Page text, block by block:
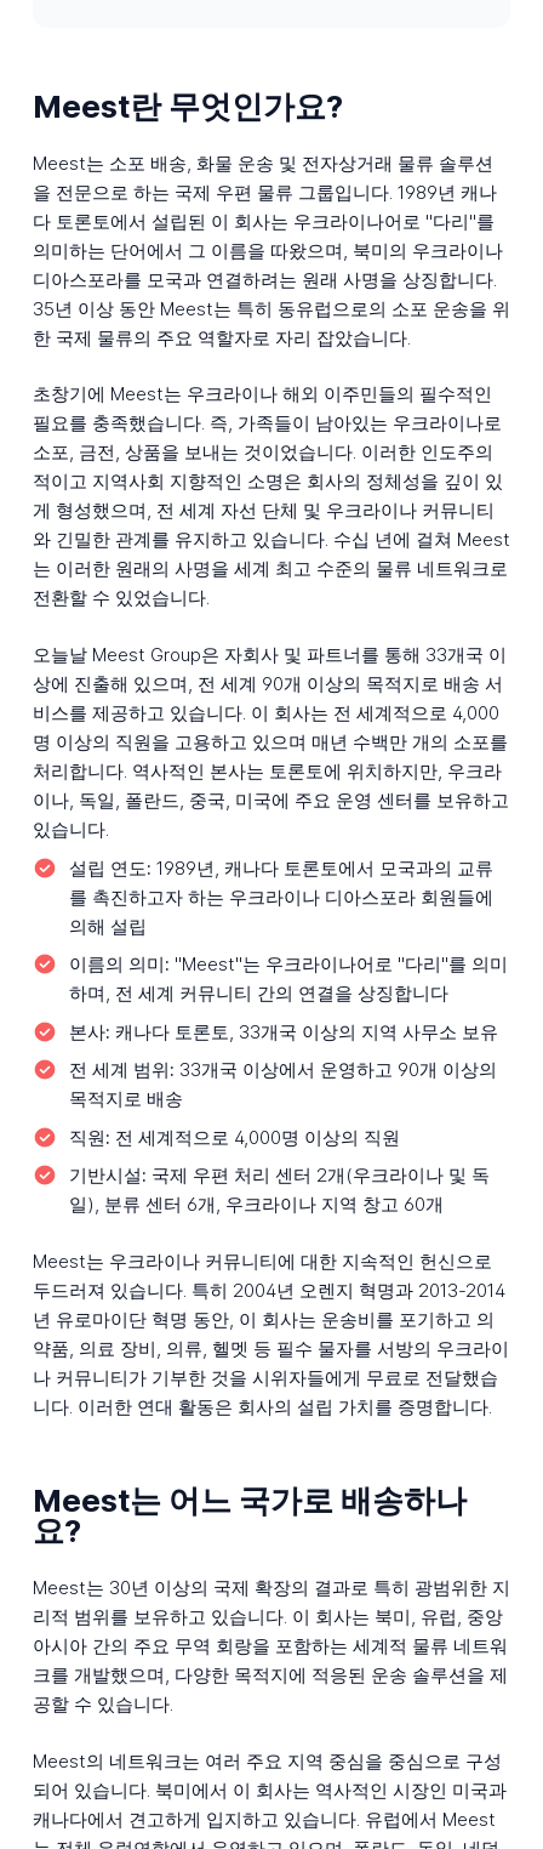
Meest란 무엇인가요?
Meest는 소포 배송, 화물 운송 및 전자상거래 물류 솔루션
을 전문으로 하는 국제 우편 물류 그룹입니다. 1989년 캐나
다 토론토에서 설립된 이 회사는 우크라이나어로 "다리"를
의미하는 단어에서 그 이름을 따왔으며, 북미의 우크라이나
디아스포라를 모국과 연결하려는 원래 사명을 상징합니다.
35년 이상 동안 Meest는 특히 동유럽으로의 소포 운송을 위
한 국제 물류의 주요 역할자로 자리 잡았습니다.
초창기에 Meest는 우크라이나 해외 이주민들의 필수적인
필요를 충족했습니다. 즉, 가족들이 남아있는 우크라이나로
소포, 금전, 상품을 보내는 것이었습니다. 이러한 인도주의
적이고 지역사회 지향적인 소명은 회사의 정체성을 깊이 있
게 형성했으며, 전 세계 자선 단체 및 우크라이나 커뮤니티
와 긴밀한 관계를 유지하고 있습니다. 수십 년에 걸쳐 Meest
는 이러한 원래의 사명을 세계 최고 수준의 물류 네트워크로
전환할 수 있었습니다.
오늘날 Meest Group은 자회사 및 파트너를 통해 33개국 이
상에 진출해 있으며, 전 세계 90개 이상의 목적지로 배송 서
비스를 제공하고 있습니다. 이 회사는 전 세계적으로 4,000
명 이상의 직원을 고용하고 있으며 매년 수백만 개의 소포를
처리합니다. 역사적인 본사는 토론토에 위치하지만, 우크라
이나, 독일, 폴란드, 중국, 미국에 주요 운영 센터를 보유하고
있습니다.
설립 연도: 1989년, 캐나다 토론토에서 모국과의 교류
를 촉진하고자 하는 우크라이나 디아스포라 회원들에
의해 설립
이름의 의미: "Meest"는 우크라이나어로 "다리"를 의미
하며, 전 세계 커뮤니티 간의 연결을 상징합니다
본사: 캐나다 토론토, 33개국 이상의 지역 사무소 보유
전 세계 범위: 33개국 이상에서 운영하고 90개 이상의
목적지로 배송
직원: 전 세계적으로 4,000명 이상의 직원
기반시설: 국제 우편 처리 센터 2개(우크라이나 및 독
일), 분류 센터 6개, 우크라이나 지역 창고 60개
Meest는 우크라이나 커뮤니티에 대한 지속적인 헌신으로
두드러져 있습니다. 특히 2004년 오렌지 혁명과 2013-2014
년 유로마이단 혁명 동안, 이 회사는 운송비를 포기하고 의
약품, 의료 장비, 의류, 헬멧 등 필수 물자를 서방의 우크라이
나 커뮤니티가 기부한 것을 시위자들에게 무료로 전달했습
니다. 이러한 연대 활동은 회사의 설립 가치를 증명합니다.
Meest는 어느 국가로 배송하나
요?
Meest는 30년 이상의 국제 확장의 결과로 특히 광범위한 지
리적 범위를 보유하고 있습니다. 이 회사는 북미, 유럽, 중앙
아시아 간의 주요 무역 회랑을 포함하는 세계적 물류 네트워
크를 개발했으며, 다양한 목적지에 적응된 운송 솔루션을 제
공할 수 있습니다.
Meest의 네트워크는 여러 주요 지역 중심을 중심으로 구성
되어 있습니다. 북미에서 이 회사는 역사적인 시장인 미국과
캐나다에서 견고하게 입지하고 있습니다. 유럽에서 Meest